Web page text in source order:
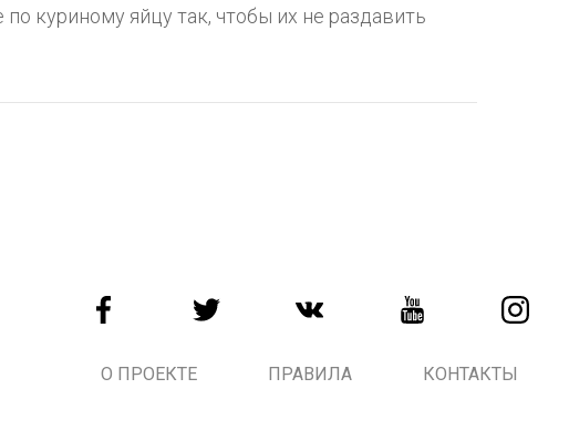
куриному яйцу так, чтобы их не раздавить
О ПРОЕКТЕ ПРАВИЛА КОНТАКТЫ